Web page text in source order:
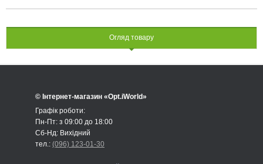
Огляд товару
© Інтернет-магазин «Opt.iWorld»
Графік роботи:
Пн-Пт: з 09:00 до 18:00
Сб-Нд: Вихідний
тел.: (096) 123-01-30